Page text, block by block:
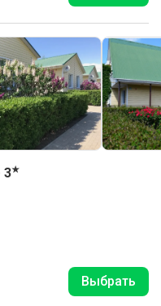
3★
Выбрать